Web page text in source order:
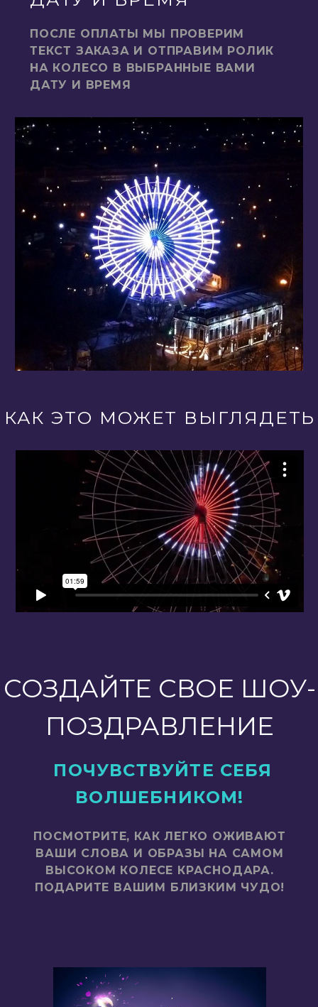
ПОСЛЕ ОПЛАТЫ МЫ ПРОВЕРИМ
ТЕКСТ ЗАКАЗА И ОТПРАВИМ РОЛИК
НА КОЛЕСО В ВЫБРАННЫЕ ВАМИ
ДАТУ И ВРЕМЯ
КАК ЭТО МОЖЕТ ВЫГЛЯДЕТЬ
СОЗДАЙТЕ СВОЕ ШОУ-
ПОЗДРАВЛЕНИЕ
ПОЧУВСТВУЙТЕ СЕБЯ
ВОЛШЕБНИКОМ!
ПОСМОТРИТЕ, КАК ЛЕГКО ОЖИВАЮТ
ВАШИ СЛОВА И ОБРАЗЫ НА САМОМ
ВЫСОКОМ КОЛЕСЕ КРАСНОДАРА.
ПОДАРИТЕ ВАШИМ БЛИЗКИМ ЧУДО!